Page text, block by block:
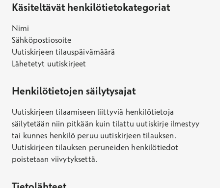
Käsiteltävät henkilötietokategoriat
Nimi
Sähköpostiosoite
Uutiskirjeen tilauspäivämäärä
Lähetetyt uutiskirjeet
Henkilötietojen säilytysajat
Uutiskirjeen tilaamiseen liittyviä henkilötietoja
säilytetään niin pitkään kuin tilattu uutiskirje ilmestyy
tai kunnes henkilö peruu uutiskirjeen tilauksen.
Uutiskirjeen tilauksen peruneiden henkilötiedot
poistetaan viivytyksettä.